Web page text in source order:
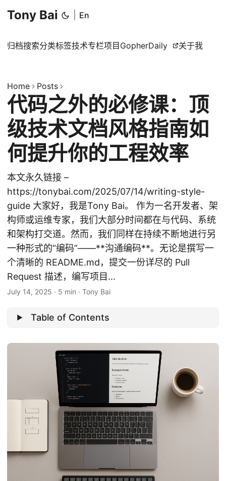
Tony Bai En
归档搜索分类标签技术专栏项目 GopherDaily 关于我
Home Posts
代码之外的必修课：顶
级技术文档风格指南如
何提升你的工程效率
本文永久链接 –
https://tonybai.com/2025/07/14/writing-style-
guide 大家好，我是Tony Bai。 作为一名开发者、架
构师或运维专家，我们大部分时间都在与代码、系统
和架构打交道。然而，我们同样在持续不断地进行另
一种形式的“编码”——**沟通编码**。无论是撰写一
个清晰的 README.md，提交一份详尽的 Pull
Request 描述，编写项目...
July 14, 2025 · 5 min · Tony Bai
Table of Contents